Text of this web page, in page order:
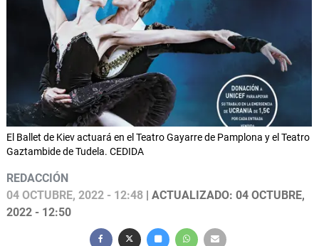
El Ballet de Kiev actuará en el Teatro Gayarre de Pamplona y el Teatro
Gaztambide de Tudela. CEDIDA
REDACCIÓN
04 OCTUBRE, 2022 - 12:48 | ACTUALIZADO: 04 OCTUBRE,
2022 - 12:50